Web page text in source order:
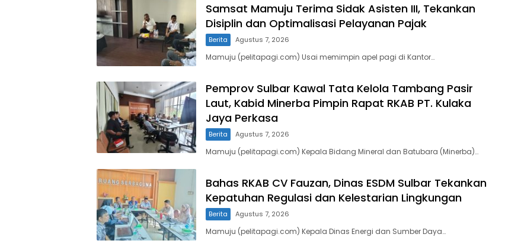
Samsat Mamuju Terima Sidak Asisten III, Tekankan
Disiplin dan Optimalisasi Pelayanan Pajak
Berita Agustus 7, 2026
Mamuju (pelitapagi.com) Usai memimpin apel pagi di Kantor…
Pemprov Sulbar Kawal Tata Kelola Tambang Pasir
Laut, Kabid Minerba Pimpin Rapat RKAB PT. Kulaka
Jaya Perkasa
Berita Agustus 7, 2026
Mamuju (pelitapagi.com) Kepala Bidang Mineral dan Batubara (Minerba)…
Bahas RKAB CV Fauzan, Dinas ESDM Sulbar Tekankan
Kepatuhan Regulasi dan Kelestarian Lingkungan
Berita Agustus 7, 2026
Mamuju (pelitapagi.com) Kepala Dinas Energi dan Sumber Daya…